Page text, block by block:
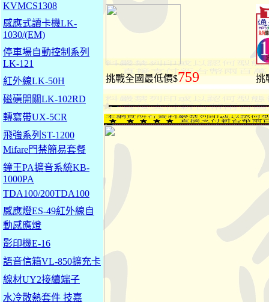
KVMCS1308
感應式讀卡機LK-
1030/(EM)
停車場自動控制系列
LK-121
紅外線LK-50H
磁磺開關LK-102RD
轉寫帶UX-5CR
飛強系列ST-1200
Mifare門禁簡易套餐
鐘王PA擴音系統KB-
1000PA
TDA100/200TDA100
感應燈ES-49紅外線自
動感應燈
影印機E-16
語音信箱VL-850擴充卡
線材UY2接續端子
水冷散熱套件 技嘉
挑戰全國最低價$759 挑